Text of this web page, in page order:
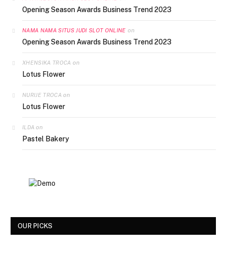
Opening Season Awards Business Trend 2023
NAMA NAMA SITUS JUDI SLOT ONLINE on
Opening Season Awards Business Trend 2023
XHENSIKA TROCA on
Lotus Flower
NURIJE TROCAon
Lotus Flower
ILDA on
Pastel Bakery
OUR PICKS